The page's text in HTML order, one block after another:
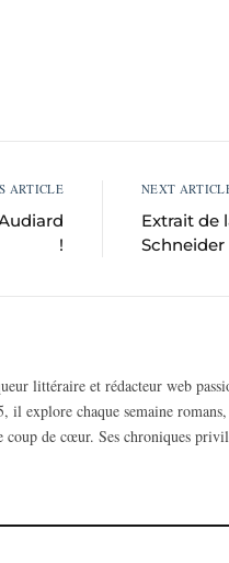
ARTICLE
!
NEXT
Extrait de
Schneider
littéraire et rédacteur web
explore chaque semaine
de cœur. Ses chroniques